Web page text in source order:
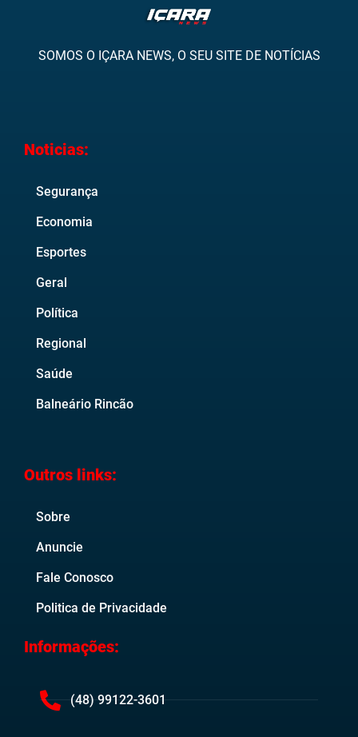
SOMOS O IÇARA NEWS, O SEU SITE DE NOTÍCIAS
Noticias:
Segurança
Economia
Esportes
Geral
Política
Regional
Saúde
Balneário Rincão
Outros links:
Sobre
Anuncie
Fale Conosco
Politica de Privacidade
Informações:
(48) 99122-3601